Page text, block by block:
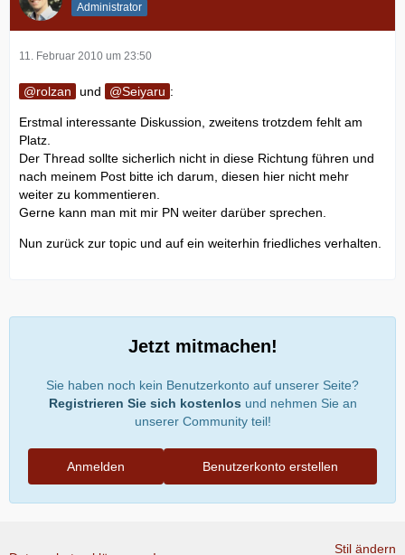
Administrator
11. Februar 2010 um 23:50
rolzan und Seiyaru :
Erstmal interessante Diskussion, zweitens trotzdem fehlt am
Platz.
Der Thread sollte sicherlich nicht in diese Richtung führen und
nach meinem Post bitte ich darum, diesen hier nicht mehr
weiter zu kommentieren.
Gerne kann man mit mir PN weiter darüber sprechen.
Nun zurück zur topic und auf ein weiterhin friedliches verhalten.
Jetzt mitmachen!
Sie haben noch kein Benutzerkonto auf unserer Seite?
Registrieren Sie sich kostenlos und nehmen Sie an
unserer Community teil!
Benutzerkonto erstellen
Anmelden
Stil ändern